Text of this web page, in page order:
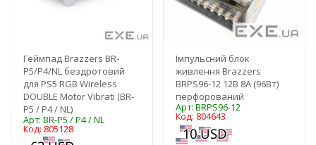
Геймпад Brazzers BR-
P5/P4/NL бездротовий
для PS5 RGB Wireless
DOUBLE Motor Vibrati (BR-
P5 / P4 / NL)
Арт: BR-P5 / P4 / NL
Код: 805128
Імпульсний блок
живлення Brazzers
BRPS96-12 12В 8А (96Вт)
перфорований
Арт: BRPS96-12
Код: 804643